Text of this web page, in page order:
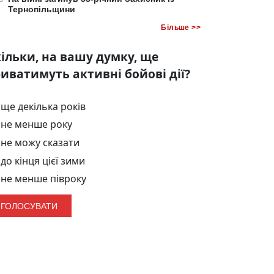
Тернопільщини
Більше >>
на вашу думку, ще
активні бойові дії?
ще декілька років
не менше року
не можу сказати
до кінця цієї зими
не менше півроку